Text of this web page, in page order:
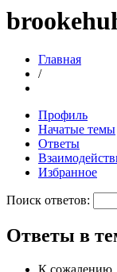
Главная
/
Профиль
Начатые темы
Ответы
Избранное
Поиск ответов:
Ответы в